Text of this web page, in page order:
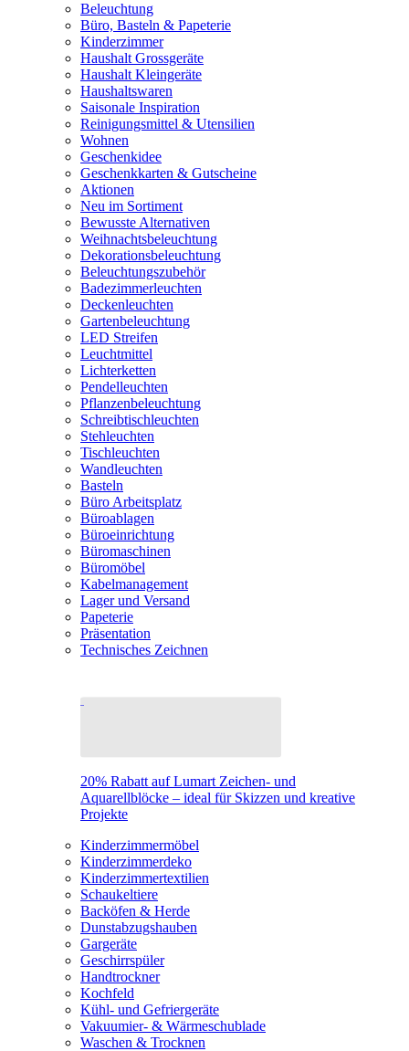
Beleuchtung
Büro, Basteln & Papeterie
Kinderzimmer
Haushalt Grossgeräte
Haushalt Kleingeräte
Haushaltswaren
Saisonale Inspiration
Reinigungsmittel & Utensilien
Wohnen
Geschenkidee
Geschenkkarten & Gutscheine
Aktionen
Neu im Sortiment
Bewusste Alternativen
Weihnachtsbeleuchtung
Dekorationsbeleuchtung
Beleuchtungszubehör
Badezimmerleuchten
Deckenleuchten
Gartenbeleuchtung
LED Streifen
Leuchtmittel
Lichterketten
Pendelleuchten
Pflanzenbeleuchtung
Schreibtischleuchten
Stehleuchten
Tischleuchten
Wandleuchten
Basteln
Büro Arbeitsplatz
Büroablagen
Büroeinrichtung
Büromaschinen
Büromöbel
Kabelmanagement
Lager und Versand
Papeterie
Präsentation
Technisches Zeichnen
20% Rabatt auf Lumart Zeichen- und
Aquarellblöcke – ideal für Skizzen und kreative
Projekte
Kinderzimmermöbel
Kinderzimmerdeko
Kinderzimmertextilien
Schaukeltiere
Backöfen & Herde
Dunstabzugshauben
Gargeräte
Geschirrspüler
Handtrockner
Kochfeld
Kühl- und Gefriergeräte
Vakuumier- & Wärmeschublade
Waschen & Trocknen